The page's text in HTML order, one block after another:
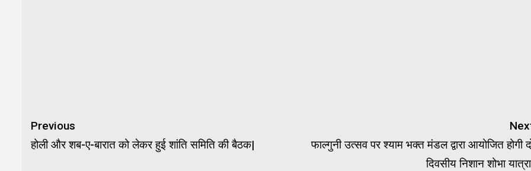
Continue
Reading
Previous
होली और शब-ए-बारात को लेकर हुई शांति समिति की बैठक|
फाल्गुनी उत्सव पर श्याम भक्त मंडल द्वारा आयोजित होगी
दिवसीय निशान शोभा